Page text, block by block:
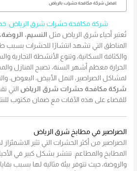
افضل شركة مكافحة حشرات بالرياض
شركة مكافحة حشرات شرق الرياض:
تُعتبر أحياء شرق الرياض مثل
النسيم،
المناطق التي تشهد انتشارًا للحشرات بسبب
والكثافة السكانية، وتنوع الأنشطة التجارية
الحرارة معظم أشهر السنة، تصبح المنازل
لمشاكل الصراصير، النمل الأبيض، البعوض،
شركة مكافحة حشرات شرق الرياض التي
للقضاء على هذه الآفات مع ضمان مكتوب
الصراصير في مطابخ شرق الرياض
الصراصير من أكثر الحشرات التي تثير
المطابخ والمطاعم. تنتشر بشكل كبير في
والروضة، حيث تتوفر بيئة مثالية لها بسبب